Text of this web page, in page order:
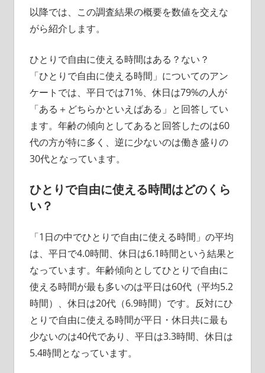
以降では、この調査結果の概要を数値を交えな
がら紹介します。
ひとりで自由に使える時間はある？ない？
「ひとりで自由に使える時間」についてのアン
ケートでは、平日では71%、休日は79%の人が
「ある＋どちらかといえばある」と回答してい
ます。年齢の傾向としてあると回答したのは60
代の方が特に多く、逆に少ないのは働き盛りの
30代となっています。
ひとりで自由に使える時間はどのくら
い？
「1日の中でひとりで自由に使える時間」の平均
は、平日で4.0時間、休日は6.1時間という結果と
なっています。年齢傾向としてひとりで自由に
使える時間が最も多いのは平日は60代（平均5.2
時間）、休日は20代（6.9時間）です。反対にひ
とりで自由に使える時間が平日・休日共に最も
少ないのは40代であり、平日は3.3時間、休日は
5.4時間となっています。